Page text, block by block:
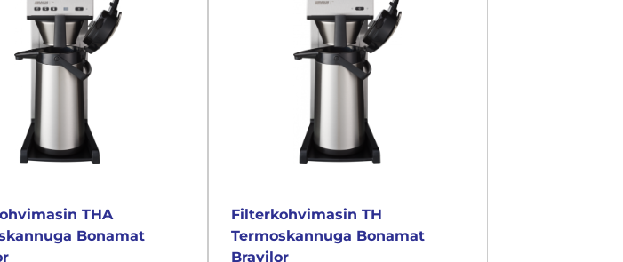
THA
Bonamat
Filterkohvimasin TH
Termoskannuga Bonamat
Bravilor